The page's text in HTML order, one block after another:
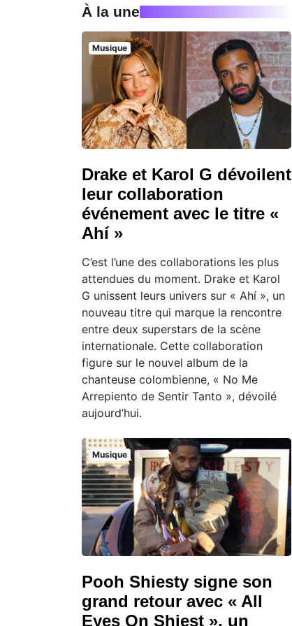
À la une
Musique
Drake et Karol G dévoilent
leur collaboration
événement avec le titre «
Ahí »
C’est l’une des collaborations les plus
attendues du moment. Drake et Karol
G unissent leurs univers sur « Ahí », un
nouveau titre qui marque la rencontre
entre deux superstars de la scène
internationale. Cette collaboration
figure sur le nouvel album de la
chanteuse colombienne, « No Me
Arrepiento de Sentir Tanto », dévoilé
aujourd’hui.
Musique
Pooh Shiesty signe son
grand retour avec « All
Eyes On Shiest », un